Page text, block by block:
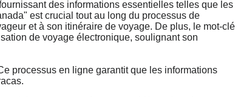
des informations essentielles telles que les
est crucial tout au long du processus de
et à son itinéraire de voyage. De plus, le mot-clé
de voyage électronique, soulignant son
processus en ligne garantit que les informations